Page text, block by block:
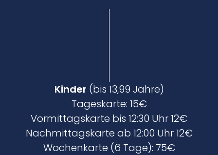
Kinder (bis 13,99 Jahre)
Tageskarte: 15€
Vormittagskarte bis 12:30 Uhr 12€
Nachmittagskarte ab 12:00 Uhr 12€
Wochenkarte (6 Tage): 75€